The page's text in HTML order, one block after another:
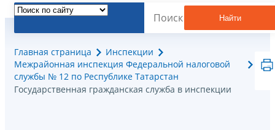
Найти
Главная страница
Инспекции
Межрайонная инспекция Федеральной налоговой
службы № 12 по Республике Татарстан
Государственная гражданская служба в инспекции